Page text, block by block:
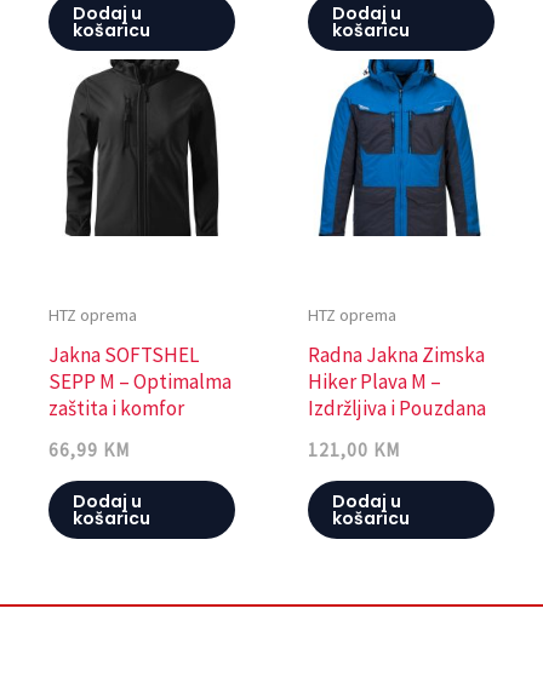
Dodaj u
košaricu
Dodaj u
košaricu
HTZ oprema
Jakna SOFTSHEL
SEPP M – Optimalma
zaštita i komfor
66,99 KM
Dodaj u
košaricu
HTZ oprema
Radna Jakna Zimska
Hiker Plava M –
Izdržljiva i Pouzdana
121,00 KM
Dodaj u
košaricu